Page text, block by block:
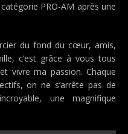
PRO-AM après une
du fond du cœur, amis,
c’est grâce à vous tous
vivre ma passion. Chaque
on ne s’arrête pas de
une magnifique